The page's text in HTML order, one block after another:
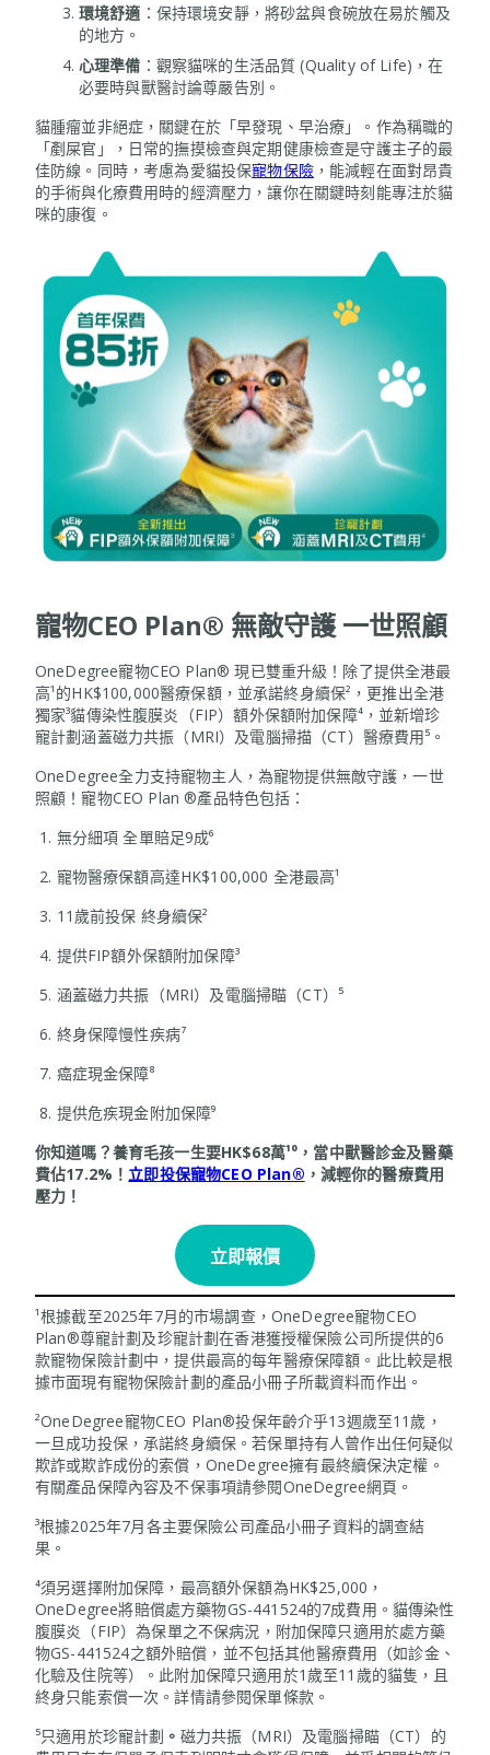
環境舒適 ：保持環境安靜，將砂盆與食碗放在易於觸及
的地方。
心理準備 ：觀察貓咪的生活品質 (Quality of Life)，在
必要時與獸醫討論尊嚴告別。
貓腫瘤並非絕症，關鍵在於「早發現、早治療」。作為稱職的
「剷屎官」，日常的撫摸檢查與定期健康檢查是守護主子的最
佳防線。同時，考慮為愛貓投保寵物保險，能減輕在面對昂貴
的手術與化療費用時的經濟壓力，讓你在關鍵時刻能專注於貓
咪的康復。
寵物CEO Plan® 無敵守護 一世照顧
OneDegree寵物CEO Plan® 現已雙重升級！除了提供全港最
高¹的HK$100,000醫療保額，並承諾終身續保²，更推出全港
獨家³貓傳染性腹膜炎（FIP）額外保額附加保障⁴，並新增珍
寵計劃涵蓋磁力共振（MRI）及電腦掃描（CT）醫療費用⁵。
OneDegree全力支持寵物主人，為寵物提供無敵守護，一世
照顧！寵物CEO Plan ®產品特色包括：
1. 無分細項 全單賠足9成⁶
2. 寵物醫療保額高達HK$100,000 全港最高¹
3. 11歲前投保 終身續保²
4. 提供FIP額外保額附加保障³
5. 涵蓋磁力共振（MRI）及電腦掃瞄（CT）⁵
6. 終身保障慢性疾病⁷
7. 癌症現金保障⁸
8. 提供危疾現金附加保障⁹
你知道嗎？養育毛孩一生要HK$68萬¹⁰，當中獸醫診金及醫藥
費佔17.2%！立即投保寵物CEO Plan® ，減輕你的醫療費用
壓力！
立即報價
¹根據截至2025年7月的市場調查，OneDegree寵物CEO
Plan®尊寵計劃及珍寵計劃在香港獲授權保險公司所提供的6
款寵物保險計劃中，提供最高的每年醫療保障額。此比較是根
據市面現有寵物保險計劃的產品小冊子所載資料而作出。
²OneDegree寵物CEO Plan®投保年齡介乎13週歲至11歲，
一旦成功投保，承諾終身續保。若保單持有人曾作出任何疑似
欺詐或欺詐成份的索償，OneDegree擁有最終續保決定權。
有關產品保障內容及不保事項請參閱OneDegree網頁。
³根據2025年7月各主要保險公司產品小冊子資料的調查結
果。
⁴須另選擇附加保障，最高額外保額為HK$25,000，
OneDegree將賠償處方藥物GS-441524的7成費用。貓傳染性
腹膜炎（FIP）為保單之不保病況，附加保障只適用於處方藥
物GS-441524之額外賠償，並不包括其他醫療費用（如診金、
化驗及住院等）。此附加保障只適用於1歲至11歲的貓隻，且
終身只能索償一次。詳情請參閱保單條款。
⁵只適用於珍寵計劃 。 磁力共振（MRI）及電腦掃瞄（CT）的